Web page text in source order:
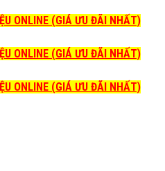
ONLINE (GIÁ ƯU ĐÃI NHẤT)
ONLINE (GIÁ ƯU ĐÃI NHẤT)
ONLINE (GIÁ ƯU ĐÃI NHẤT)